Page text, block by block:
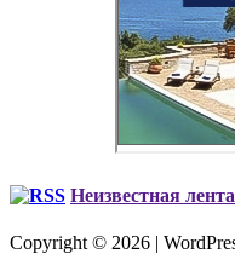
Неизвестная лента
Copyright © 2026 |